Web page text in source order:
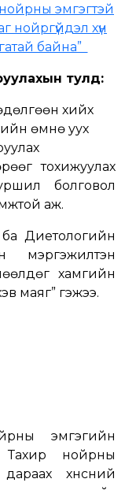
нойрны эмгэгтэй
нойргүйдэл хүн
байна”
тулд:
хийх
өмнө уух
тохижуулах
болговол
аж.
Диетологийн
мэргэжилтэн
хамгийн
маяг” гэжээ.
эмгэгийн
Тахир нойрны
хүнсний